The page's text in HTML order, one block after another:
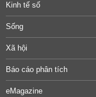
Kinh tế số
Sống
Xã hội
Báo cáo phân tích
eMagazine